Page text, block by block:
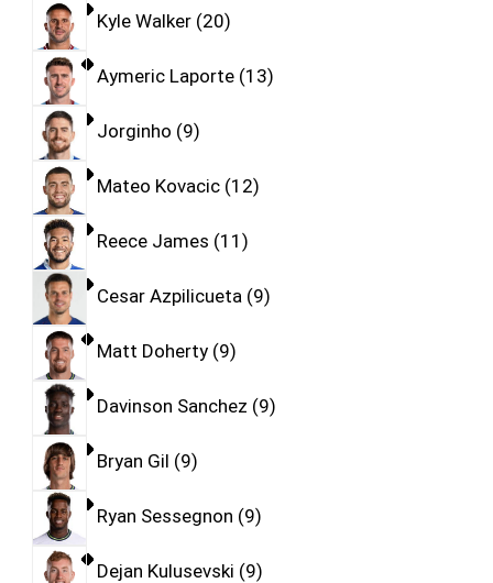
Kyle Walker 20
Aymeric Laporte 13
Jorginho 9
Mateo Kovacic 12
Reece James 11
Cesar Azpilicueta 9
Matt Doherty 9
Davinson Sanchez 9
Bryan Gil 9
Ryan Sessegnon 9
Dejan Kulusevski 9